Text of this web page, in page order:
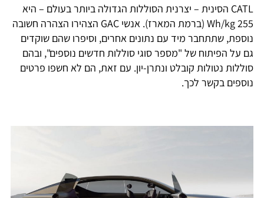
CATL הסינית – יצרנית הסוללות הגדולה ביותר בעולם – היא
255 Wh/kg (ברמת המארז). אנשי GAC הצהירו הצהרה חשובה
נוספת, שתתחבר מיד עם נתונים אחרים, וסיפרו שהם שוקדים
גם על הפיתוח של "מספר סוגי סוללות חדשים נוספים", ובהם
סוללות נטולות קובלט ונתרן-יון. עם זאת, הם לא חשפו פרטים
נוספים בקשר לכך.